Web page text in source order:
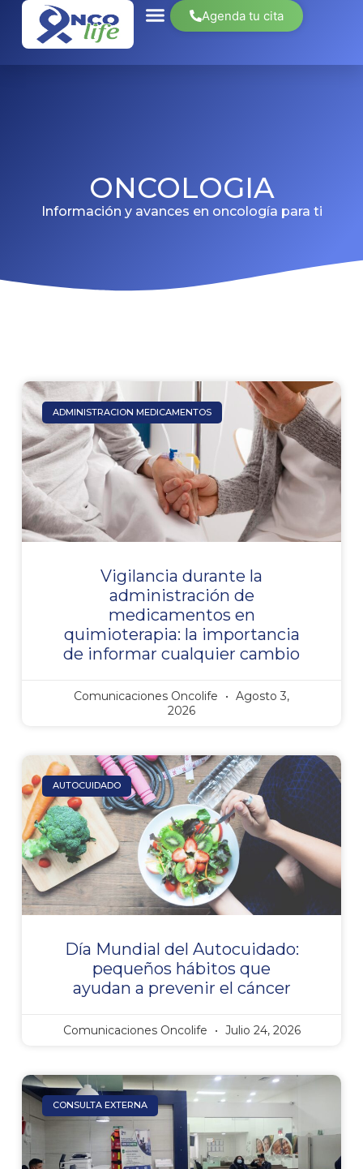
Agenda tu cita
ONCOLOGIA
Información y avances en oncología para ti
ADMINISTRACION MEDICAMENTOS
Vigilancia durante la
administración de
medicamentos en
quimioterapia: la importancia
de informar cualquier cambio
Comunicaciones Oncolife
Agosto 3,
2026
AUTOCUIDADO
Día Mundial del Autocuidado:
pequeños hábitos que
ayudan a prevenir el cáncer
Comunicaciones Oncolife Julio 24, 2026
CONSULTA EXTERNA